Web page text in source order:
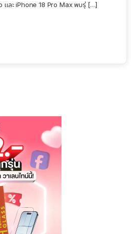
และ iPhone 18 Pro Max พบรุ่ […]